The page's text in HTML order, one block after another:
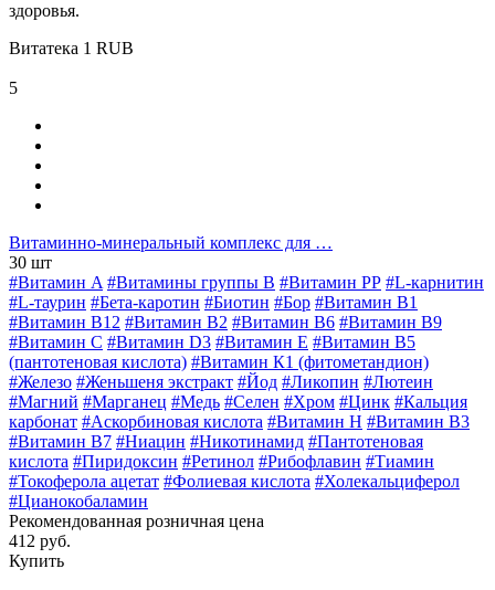
здоровья.
Витатека 1 RUB
5
Витаминно-минеральный комплекс для …
30 шт
#Витамин A #Витамины группы В #Витамин РР #L-карнитин
#L-таурин #Бета-каротин #Биотин #Бор #Витамин B1
#Витамин B12 #Витамин B2 #Витамин B6 #Витамин B9
#Витамин C #Витамин D3 #Витамин E #Витамин В5
(пантотеновая кислота) #Витамин К1 (фитометандион)
#Железо #Женьшеня экстракт #Йод #Ликопин #Лютеин
#Магний #Марганец #Медь #Селен #Хром #Цинк #Кальция
карбонат #Аскорбиновая кислота #Витамин H #Витамин В3
#Витамин В7 #Ниацин #Никотинамид #Пантотеновая
кислота #Пиридоксин #Ретинол #Рибофлавин #Тиамин
#Токоферола ацетат #Фолиевая кислота #Холекальциферол
#Цианокобаламин
Рекомендованная розничная цена
412 руб.
Купить